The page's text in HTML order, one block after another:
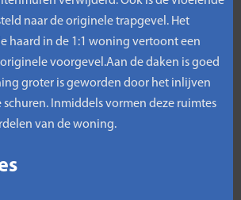
naar de originele trapgevel. Het
haard in de 1:1 woning vertoont een
voorgevel.Aan de daken is goed
groter is geworden door het inlijven
Inmiddels vormen deze ruimtes
van de woning.